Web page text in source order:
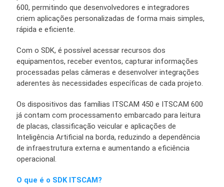
600, permitindo que desenvolvedores e integradores
criem aplicações personalizadas de forma mais simples,
rápida e eficiente.
Com o SDK, é possível acessar recursos dos
equipamentos, receber eventos, capturar informações
processadas pelas câmeras e desenvolver integrações
aderentes às necessidades específicas de cada projeto.
Os dispositivos das famílias ITSCAM 450 e ITSCAM 600
já contam com processamento embarcado para leitura
de placas, classificação veicular e aplicações de
Inteligência Artificial na borda, reduzindo a dependência
de infraestrutura externa e aumentando a eficiência
operacional.
O que é o SDK ITSCAM?